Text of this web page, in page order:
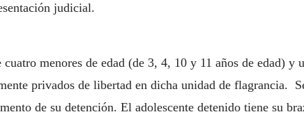
judicial.
menores de edad (de 3, 4, 10 y 11 años de edad) y
privados de libertad en dicha unidad de flagrancia.
de su detención. El adolescente detenido tiene su